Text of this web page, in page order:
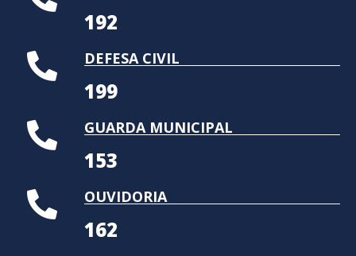
192
DEFESA CIVIL
199
GUARDA MUNICIPAL
153
OUVIDORIA
162